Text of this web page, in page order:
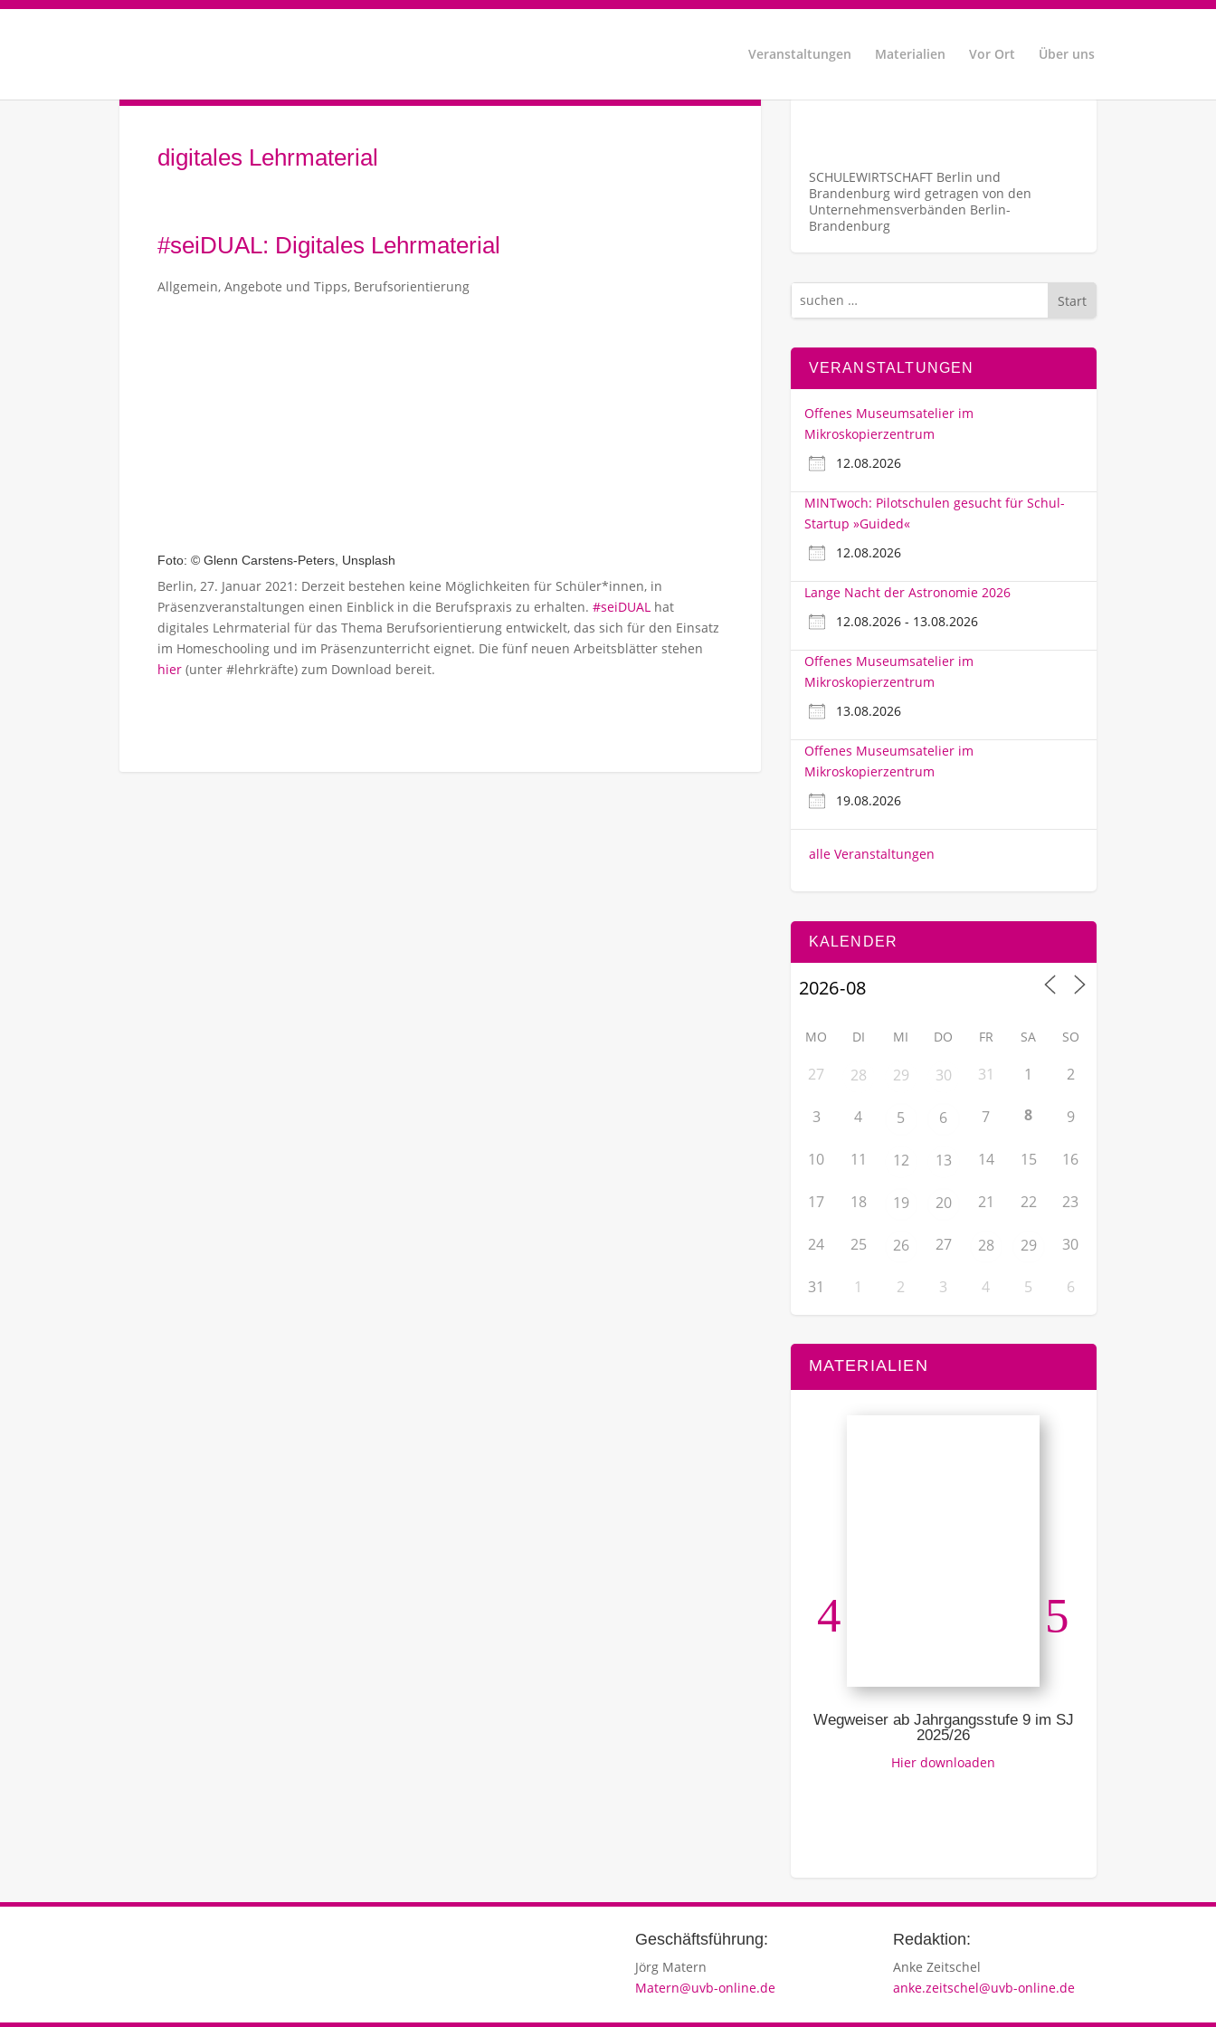
Veranstaltungen Materialien Vor Ort Über uns
digitales Lehrmaterial
#seiDUAL: Digitales Lehrmaterial
Allgemein, Angebote und Tipps, Berufsorientierung
Foto: © Glenn Carstens-Peters, Unsplash
Berlin, 27. Januar 2021: Derzeit bestehen keine Möglichkeiten für Schüler*innen, in
Präsenzveranstaltungen einen Einblick in die Berufspraxis zu erhalten. #seiDUAL hat
digitales Lehrmaterial für das Thema Berufsorientierung entwickelt, das sich für den Einsatz
im Homeschooling und im Präsenzunterricht eignet. Die fünf neuen Arbeitsblätter stehen
hier (unter #lehrkräfte) zum Download bereit.
SCHULEWIRTSCHAFT Berlin und
Brandenburg wird getragen von den
Unternehmens­verbänden Berlin-
Brandenburg
Start
VERANSTALTUNGEN
Offenes Museumsatelier im
Mikroskopierzentrum
12.08.2026
MINTwoch: Pilotschulen gesucht für Schul-
Startup »Guided«
12.08.2026
Lange Nacht der Astronomie 2026
12.08.2026 - 13.08.2026
Offenes Museumsatelier im
Mikroskopierzentrum
13.08.2026
Offenes Museumsatelier im
Mikroskopierzentrum
19.08.2026
alle Veranstaltungen
KALENDER
MO DI MI DO FR SA SO
27 28 29 30 31 1 2
3 4 5 6 7 8 9
10 11 12 13 14 15 16
17 18 19 20 21 22 23
24 25 26 27 28 29 30
31 1 2 3 4 5 6
MATERIALIEN
Wegweiser ab Jahrgangsstufe 9 im SJ
2025/26
Hier downloaden
Geschäftsführung:
Jörg Matern
Matern@uvb-online.de
Redaktion:
Anke Zeitschel
anke.zeitschel@uvb-online.de